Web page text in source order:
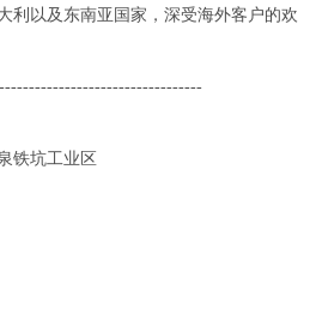
利以及东南亚国家，深受海外客户的欢
铁坑工业区